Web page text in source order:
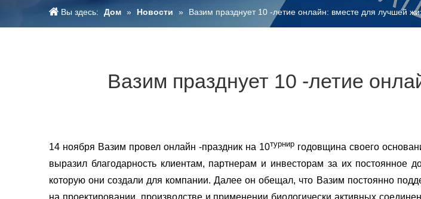
Вы здесь: Дом » Новости » Вазим празднует 10 -летие онлайн: вместе для лучшей
Вазим празднует 10 -летие
14 ноября Вазим провел онлайн -праздник на 10турнир годовщина своего
выразил благодарность клиентам, партнерам и инвесторам за их
которую они создали для компании. Далее он обещал, что Вазим постоянно
на проектировании, производстве и применении биологически активных